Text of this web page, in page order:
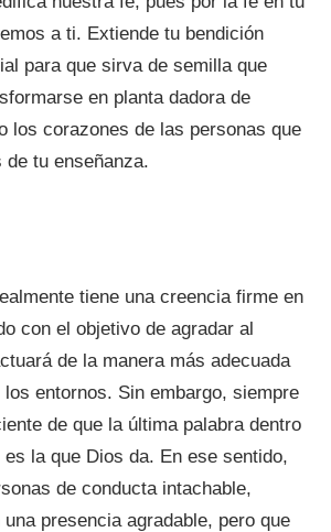
a ti. Extiende tu bendición
para que sirva de semilla que
en planta dadora de
los corazones de las personas que
tu enseñanza.
tiene una creencia firme en
con el objetivo de agradar al
de la manera más adecuada
entornos. Sin embargo, siempre
de que la última palabra dentro
la que Dios da. En ese sentido,
de conducta intachable,
presencia agradable, pero que